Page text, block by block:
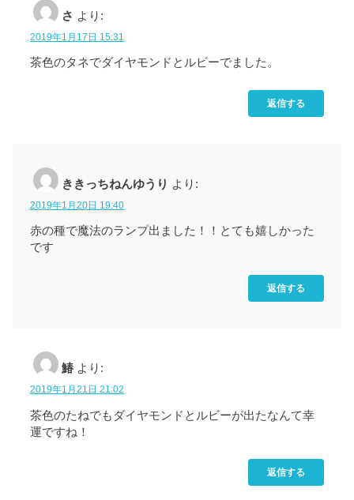
さ より:
2019年1月17日 15:31
茶色のタネでダイヤモンドとルビーでました。
返信する
ききっちねんゆうり より:
2019年1月20日 19:40
赤の種で魔法のランプ出ました！！とても嬉しかった
です
返信する
鰆 より:
2019年1月21日 21:02
茶色のたねでもダイヤモンドとルビーが出たなんて幸
運ですね！
返信する